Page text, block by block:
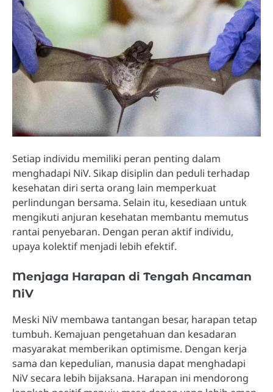
Setiap individu memiliki peran penting dalam
menghadapi NiV. Sikap disiplin dan peduli terhadap
kesehatan diri serta orang lain memperkuat
perlindungan bersama. Selain itu, kesediaan untuk
mengikuti anjuran kesehatan membantu memutus
rantai penyebaran. Dengan peran aktif individu,
upaya kolektif menjadi lebih efektif.
Menjaga Harapan di Tengah Ancaman
NiV
Meski NiV membawa tantangan besar, harapan tetap
tumbuh. Kemajuan pengetahuan dan kesadaran
masyarakat memberikan optimisme. Dengan kerja
sama dan kepedulian, manusia dapat menghadapi
NiV secara lebih bijaksana. Harapan ini mendorong